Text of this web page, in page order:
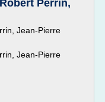
Perrin,
Jean-Pierre
Jean-Pierre